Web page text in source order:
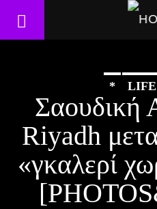
*
Σαουδική
Riyadh
«γκαλερί